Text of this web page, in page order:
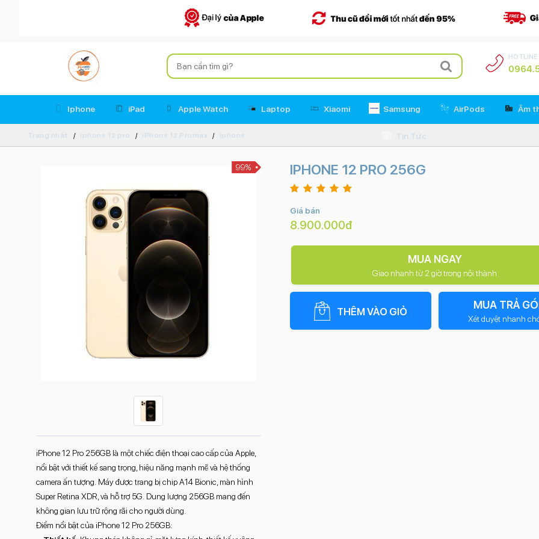
HOTLINE
Iphone iPad Apple Watch Laptop Xiaomi Samsung AirPods Âm
Tin Tức
Trang nhất iphone 12 pro iPhone 12 Promax Iphone
99%
iPhone 12 Pro 256GB là một chiếc điện thoại cao cấp của Apple,
nổi bật với thiết kế sang trọng, hiệu năng mạnh mẽ và hệ thống
camera ấn tượng. Máy được trang bị chip A14 Bionic, màn hình
Super Retina XDR, và hỗ trợ 5G. Dung lượng 256GB mang đến
không gian lưu trữ rộng rãi cho người dùng.
Điểm nổi bật của iPhone 12 Pro 256GB:
IPHONE 12 PRO 256G
Giá bán
8.900.000đ
MUA NGAY
Giao nhanh từ 2 giờ trong nội thành
THÊM VÀO GIỎ
MUA TRẢ
Xét duyệt nhanh